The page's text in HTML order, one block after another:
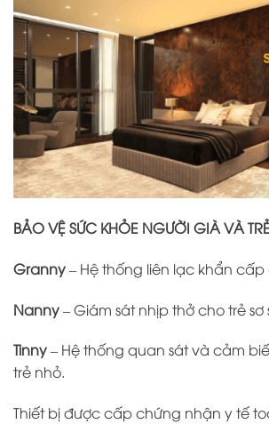
BẢO VỆ SỨC KHỎE NGƯỜI GIÀ VÀ
Granny– Hệ thống liên lạc khẩn
Nanny– Giám sát nhịp thở cho trẻ sơ
Tinny– Hệ thống quan sát và cảm
trẻ nhỏ.
Thiết bị được cấp chứng nhận y tế